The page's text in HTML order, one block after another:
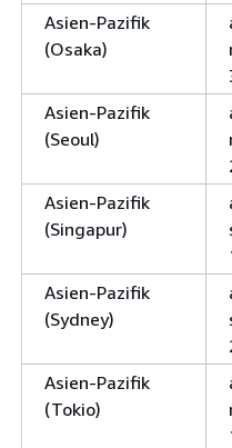
Asien-Pazifik
(Osaka)
Asien-Pazifik
(Seoul)
Asien-Pazifik
(Singapur)
Asien-Pazifik
(Sydney)
Asien-Pazifik
(Tokio)